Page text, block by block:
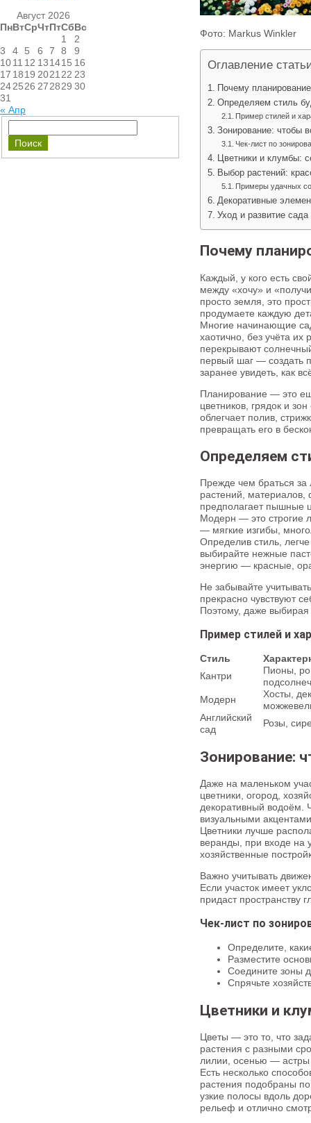
Август 2026
ПнВтСрЧтПтСбВс
1
2
3
4 5 6 7 8
9
1011 12 131415 16
17 1819 2021 22 23
242526 272829 30
31
« Апр
Фото: Markus Winkler
Оглавление
Почему
Определяем стиль
Пример стилей и
Зонирование: чтобы
Чек-лист по
Цветники и клумбы:
Выбор растений:
Примеры удачных
Декоративные
Уход и развитие сада
Почему
Каждый, у кого есть
между «хочу» и
просто земля, это
продумаете каждую
Многие начинающие
хаотично, без учёта их
перекрывают
первый шаг — создать
заранее увидеть, как
Планирование — это
цветников, грядок и
облегчает полив,
превращать его в
Определяем
Прежде чем браться за
растений,
предполагает пышные
Модерн — это строгие
— мягкие изгибы,
Определив стиль,
выбирайте нежные
энергию — красные,
Не забывайте
прекрасно чувствуют
Поэтому, даже выбирая
Пример стилей и
Стиль
Кантри
Пионы,
Модерн
Хосты,
Английский
сад
Розы,
Зонирование:
Даже на маленьком
цветники, огород,
декоративный водоём.
визуальными
Цветники лучше
веранды, при входе на
хозяйственные
Важно учитывать
Если участок имеет
придаст пространству
Чек-лист по
Определите,
Разместите
Соедините зоны
Спрячьте
Цветники и
Цветы — это то, что
растения с разными
лилии, осенью — астры
Есть несколько
растения подобраны
узкие полосы вдоль
рельеф и отлично